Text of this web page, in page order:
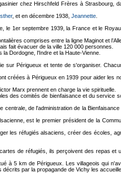
chez Hirschfeld Frères à Strasbourg,
, et en décembre 1938, Jeannette
le 1er septembre 1939, la France et le
comprises entre la ligne Maginot et
fait évacuer de la ville 120 000 personnes.
Dordogne, l'Indre et la Haute-Vienne.
sur Périgueux et tente de s'organiser.
créées à Périgueux en 1939 pour aider les
Marx prennent en charge la vie spirituelle.
des comités de bienfaisance et du service
centrale, de l'administration de la
est le premier président de la
les réfugiés alsaciens, créer des écoles,
de réfugiés, ils perçoivent des repas
à 5 km de Périgueux. Les villageois qui
par la propagande de Vichy les